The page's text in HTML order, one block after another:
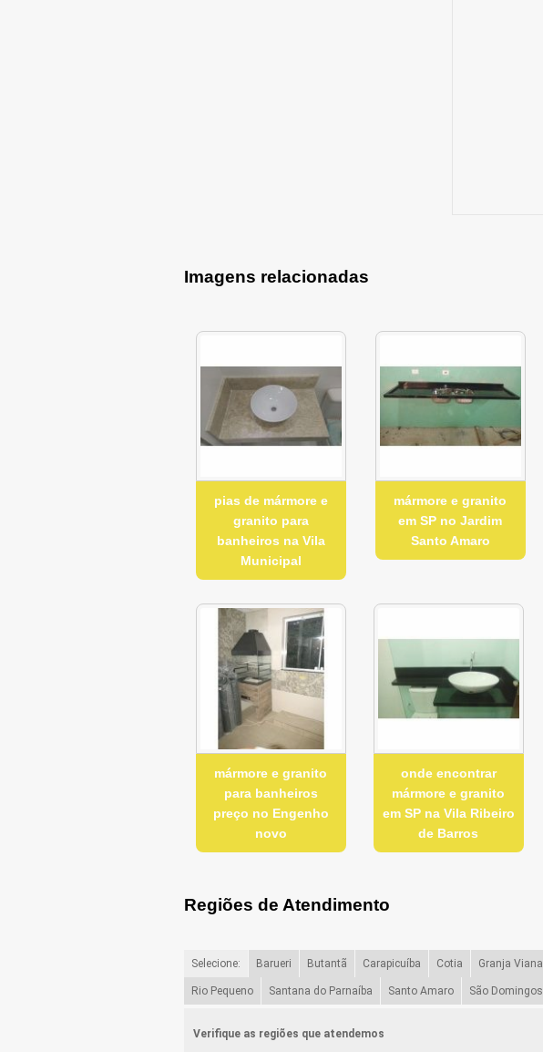
Imagens relacionadas
pias de mármore e
granito para
banheiros na Vila
Municipal
mármore e granito
em SP no Jardim
Santo Amaro
mármore e granito
para banheiros
preço no Engenho
novo
onde encontrar
mármore e granito
em SP na Vila Ribeiro
de Barros
Regiões de Atendimento
Selecione: Barueri Butantã Carapicuíba Cotia Granja Viana
Rio Pequeno Santana do Parnaíba Santo Amaro São Domingos
Verifique as regiões que atendemos